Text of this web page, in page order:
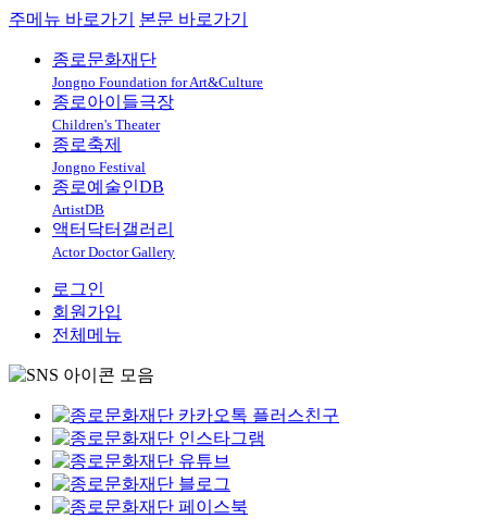
주메뉴 바로가기 본문 바로가기
종로문화재단
Jongno Foundation for Art&Culture
종로아이들극장
Children's Theater
종로축제
Jongno Festival
종로예술인DB
ArtistDB
액터닥터갤러리
Actor Doctor Gallery
로그인
회원가입
전체메뉴